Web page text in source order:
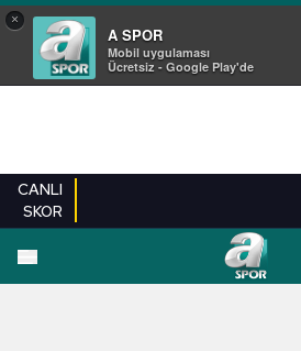
×
A SPOR
Mobil uygulaması
Ücretsiz - Google Play'de
CANLI
SKOR